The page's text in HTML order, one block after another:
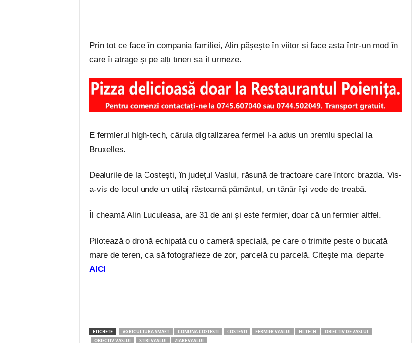
Prin tot ce face în compania familiei, Alin pășește în viitor și face asta într-un mod în
care îi atrage și pe alți tineri să îl urmeze.
E fermierul high-tech, căruia digitalizarea fermei i-a adus un premiu special la
Bruxelles.
Dealurile de la Costești, în județul Vaslui, răsună de tractoare care întorc brazda. Vis-
a-vis de locul unde un utilaj răstoarnă pământul, un tânăr își vede de treabă.
Îl cheamă Alin Luculeasa, are 31 de ani și este fermier, doar că un fermier altfel.
Pilotează o dronă echipată cu o cameră specială, pe care o trimite peste o bucată
mare de teren, ca să fotografieze de zor, parcelă cu parcelă. Citește mai departe
AICI
ETICHETE AGRICULTURA SMART COMUNA COSTESTI COSTESTI FERMIER VASLUI HI-TECH
OBIECTIV DE VASLUI
OBIECTIV VASLUI
STIRI VASLUI ZIARE VASLUI